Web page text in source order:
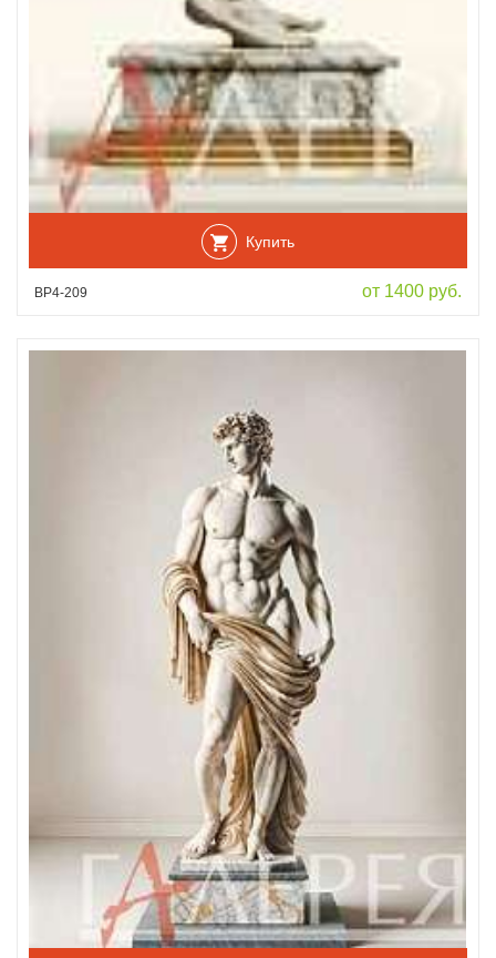
Купить
ВР4-209 от 1400 руб.